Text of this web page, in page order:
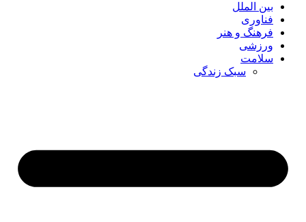
بین الملل
فناوری
فرهنگ و هنر
ورزشی
سلامت
سبک زندگی